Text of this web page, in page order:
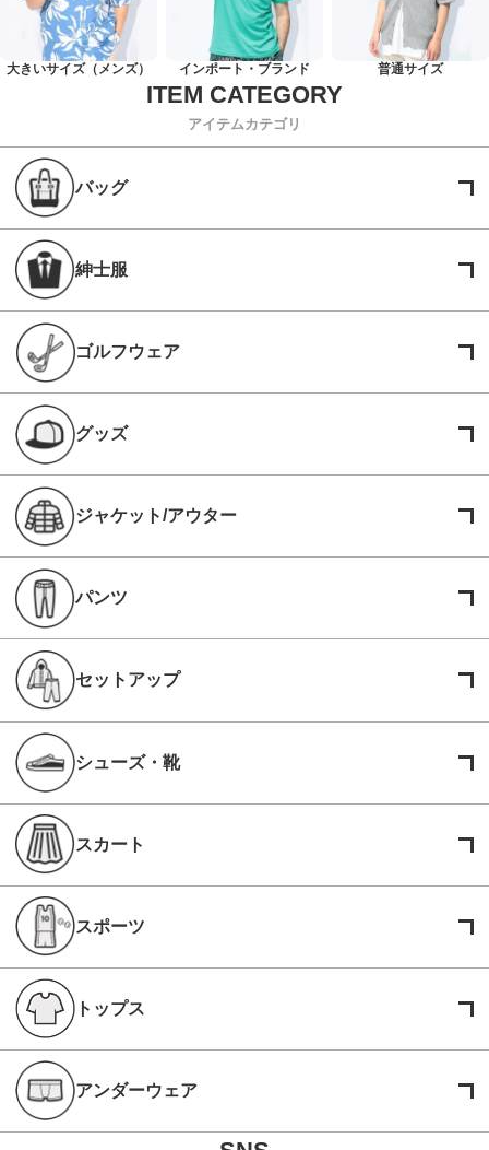
大きいサイズ（メンズ） インポート・ブランド 普通サイズ
アイテムカテゴリ
バッグ
紳士服
ゴルフウェア
グッズ
ジャケット/アウター
パンツ
セットアップ
シューズ・靴
スカート
スポーツ
トップス
アンダーウェア